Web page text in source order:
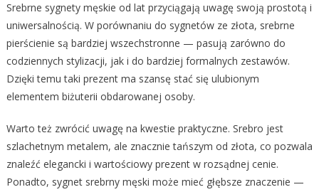
Srebrne sygnety męskie od lat przyciągają uwagę swoją prostotą i
uniwersalnością. W porównaniu do sygnetów ze złota, srebrne
pierścienie są bardziej wszechstronne — pasują zarówno do
codziennych stylizacji, jak i do bardziej formalnych zestawów.
Dzięki temu taki prezent ma szansę stać się ulubionym
elementem biżuterii obdarowanej osoby.
Warto też zwrócić uwagę na kwestie praktyczne. Srebro jest
szlachetnym metalem, ale znacznie tańszym od złota, co pozwala
znaleźć elegancki i wartościowy prezent w rozsądnej cenie.
Ponadto, sygnet srebrny męski może mieć głębsze znaczenie —